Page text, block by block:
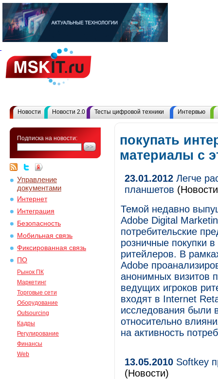
Новости Новости 2.0 Тесты цифровой техники Интервью
Подписка на новости:
Управление
документами
Интернет
Интеграция
Безопасность
Мобильная связь
Фиксированная связь
ПО
Рынок ПК
Маркетинг
Торговые сети
Оборудование
Outsourcing
Кадры
Регулирование
Финансы
Web
покупать
материалы с
23.01.2012 Легче
планшетов
Темой недавно
Adobe Digital
потребительские
розничные покупки
ритейлеров. В
Adobe
анонимных визитов
ведущих игроков
входят в Internet
исследования были
относительно
на активность
13.05.2010 Softkey
(Новости)